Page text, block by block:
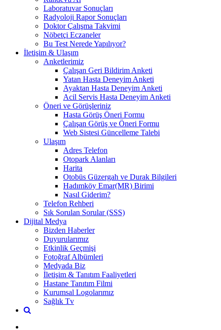
Laboratuvar Sonuçları
Radyoloji Rapor Sonuçları
Doktor Çalışma Takvimi
Nöbetçi Eczaneler
Bu Test Nerede Yapılıyor?
İletişim & Ulaşım
Anketlerimiz
Çalışan Geri Bildirim Anketi
Yatan Hasta Deneyim Anketi
Ayaktan Hasta Deneyim Anketi
Acil Servis Hasta Deneyim Anketi
Öneri ve Görüşleriniz
Hasta Görüş Öneri Formu
Çalışan Görüş ve Öneri Formu
Web Sistesi Güncelleme Talebi
Ulaşım
Adres Telefon
Otopark Alanları
Harita
Otobüs Güzergah ve Durak Bilgileri
Hadımköy Emar(MR) Birimi
Nasıl Giderim?
Telefon Rehberi
Sık Sorulan Sorular (SSS)
Dijital Medya
Bizden Haberler
Duyurularımız
Etkinlik Geçmişi
Fotoğraf Albümleri
Medyada Biz
İletişim & Tanıtım Faaliyetleri
Hastane Tanıtım Filmi
Kurumsal Logolarımız
Sağlık Tv